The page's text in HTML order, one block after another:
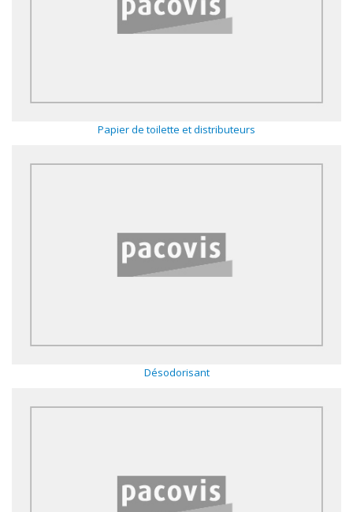
Papier de toilette et distributeurs
Désodorisant